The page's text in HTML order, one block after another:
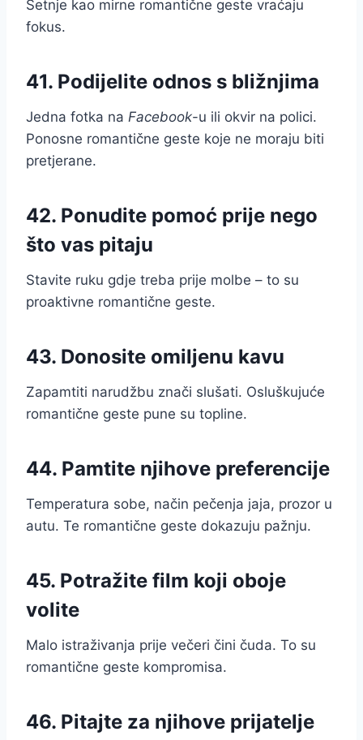
Šetnje kao mirne romantične geste vraćaju
fokus.
41. Podijelite odnos s bližnjima
Jedna fotka na Facebook-u ili okvir na polici.
Ponosne romantične geste koje ne moraju biti
pretjerane.
42. Ponudite pomoć prije nego
što vas pitaju
Stavite ruku gdje treba prije molbe – to su
proaktivne romantične geste.
43. Donosite omiljenu kavu
Zapamtiti narudžbu znači slušati. Osluškujuće
romantične geste pune su topline.
44. Pamtite njihove preferencije
Temperatura sobe, način pečenja jaja, prozor u
autu. Te romantične geste dokazuju pažnju.
45. Potražite film koji oboje
volite
Malo istraživanja prije večeri čini čuda. To su
romantične geste kompromisa.
46. Pitajte za njihove prijatelje